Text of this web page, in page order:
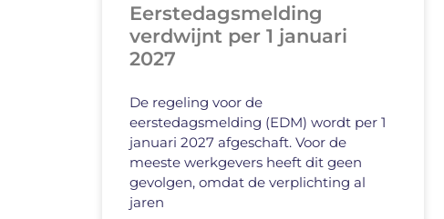
Eerstedagsmelding
verdwijnt per 1 januari
2027
De regeling voor de
eerstedagsmelding (EDM) wordt per 1
januari 2027 afgeschaft. Voor de
meeste werkgevers heeft dit geen
gevolgen, omdat de verplichting al
jaren